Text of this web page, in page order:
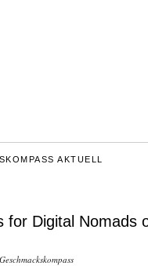
AKTUELL
for Digital Nomads
Geschmackskompass